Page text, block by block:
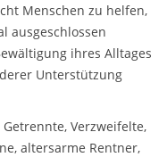
Menschen zu helfen,
ausgeschlossen
ihres Alltages
Unterstützung
Verzweifelte,
altersarme Rentner,